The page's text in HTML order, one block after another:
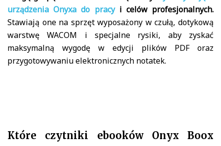
urządzenia Onyxa do pracyi celów profesjonalnych.
Stawiają one na sprzęt wyposażony w czułą, dotykową
warstwę WACOM i specjalne rysiki, aby zyskać
maksymalną wygodę w edycji plików PDF oraz
przygotowywaniu elektronicznych notatek.
Które czytniki ebooków Onyx Boox